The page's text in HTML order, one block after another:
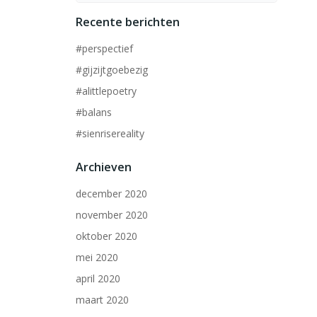
Recente berichten
#perspectief
#gijzijtgoebezig
#alittlepoetry
#balans
#sienrisereality
Archieven
december 2020
november 2020
oktober 2020
mei 2020
april 2020
maart 2020